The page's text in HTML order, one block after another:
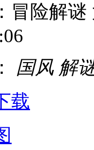
冒险解谜
国风 解
载